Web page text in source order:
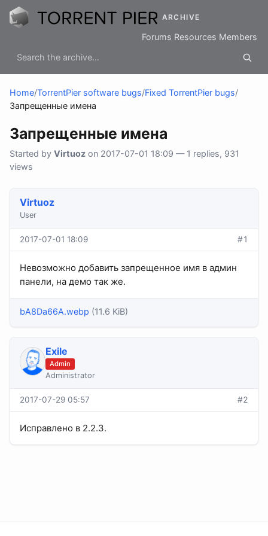
ARCHIVE
Forums Resources Members
Home/TorrentPier software bugs/Fixed TorrentPier bugs/
Запрещенные имена
Запрещенные имена
Started by Virtuoz on 2017-07-01 18:09 — 1 replies, 931
views
Virtuoz
User
2017-07-01 18:09 #1
Невозможно добавить запрещенное имя в админ
панели, на демо так же.
bA8Da66A.webp (11.6 KiB)
Exile
Admin
Administrator
2017-07-29 05:57 #2
Исправлено в 2.2.3.